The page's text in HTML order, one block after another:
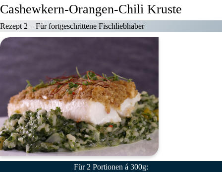
Cashewkern-Orangen-Chili Kruste
Rezept 2 – Für fortgeschrittene Fischliebhaber
Für 2 Portionen á 300g: